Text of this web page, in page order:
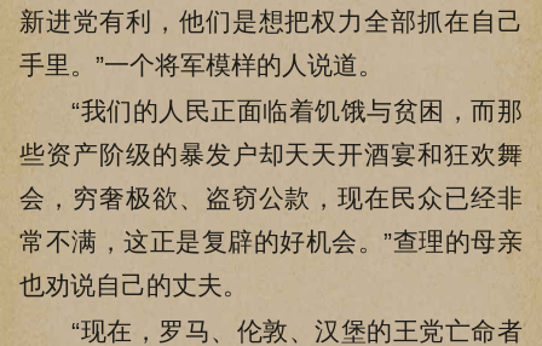
新进党有利，他们是想把权力全部抓在自己
手里。”一个将军模样的人说道。
“我们的人民正面临着饥饿与贫困，而那
些资产阶级的暴发户却天天开酒宴和狂欢舞
会，穷奢极欲、盗窃公款，现在民众已经非
常不满，这正是复辟的好机会。”查理的母亲
也劝说自己的丈夫。
“现在，罗马、伦敦、汉堡的王党亡命者